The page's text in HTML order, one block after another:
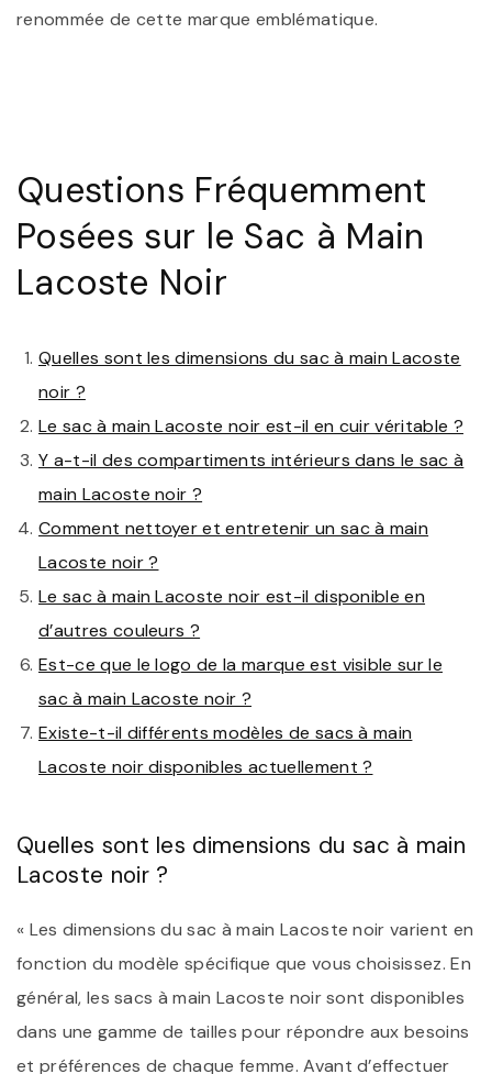
renommée de cette marque emblématique.
Questions Fréquemment
Posées sur le Sac à Main
Lacoste Noir
Quelles sont les dimensions du sac à main Lacoste
noir ?
Le sac à main Lacoste noir est-il en cuir véritable ?
Y a-t-il des compartiments intérieurs dans le sac à
main Lacoste noir ?
Comment nettoyer et entretenir un sac à main
Lacoste noir ?
Le sac à main Lacoste noir est-il disponible en
d’autres couleurs ?
Est-ce que le logo de la marque est visible sur le
sac à main Lacoste noir ?
Existe-t-il différents modèles de sacs à main
Lacoste noir disponibles actuellement ?
Quelles sont les dimensions du sac à main
Lacoste noir ?
« Les dimensions du sac à main Lacoste noir varient en
fonction du modèle spécifique que vous choisissez. En
général, les sacs à main Lacoste noir sont disponibles
dans une gamme de tailles pour répondre aux besoins
et préférences de chaque femme. Avant d’effectuer